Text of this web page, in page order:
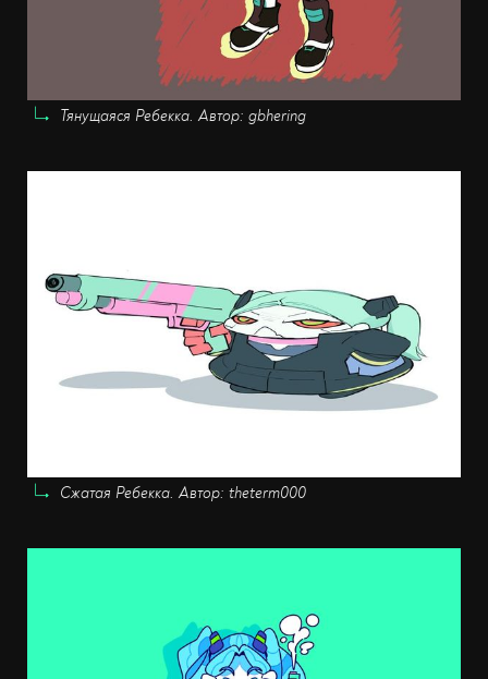
Тянущаяся Ребекка. Автор: gbhering
Сжатая Ребекка. Автор: theterm000